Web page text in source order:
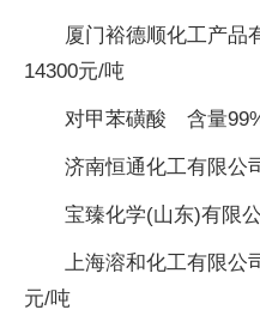
厦门裕德顺化工产品
14300元/吨
对甲苯磺酸 含量
济南恒通化工有限公
宝臻化学(山东)有限
上海溶和化工有限
元/吨